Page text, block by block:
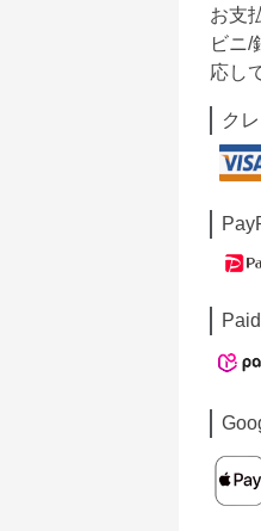
お支
ビニ/
応し
ク